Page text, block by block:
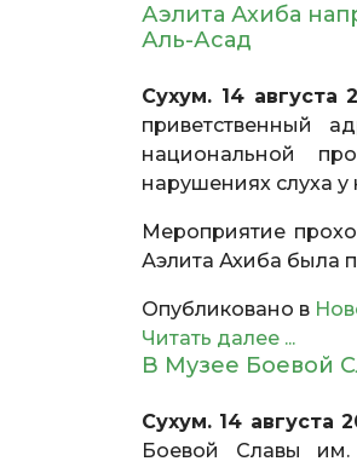
Аэлита Ахиба
Аль-Асад
Сухум. 14 августа
приветственный
национальной
нарушениях слуха
Мероприятие
Аэлита Ахиба была
Опубликовано в
Читать далее ...
В Музее Боевой
Сухум. 14 августа
Боевой Славы им.